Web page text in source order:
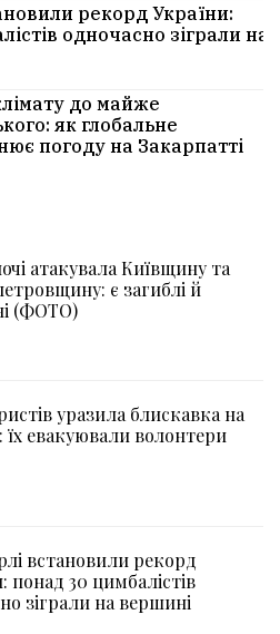
рекорд України:
одночасно зіграли на
до майже
як глобальне
погоду на Закарпатті
атакувала Київщину та
є загиблі й
(ФОТО)
уразила блискавка на
їх евакуювали волонтери
встановили рекорд
понад 30 цимбалістів
зіграли на вершині